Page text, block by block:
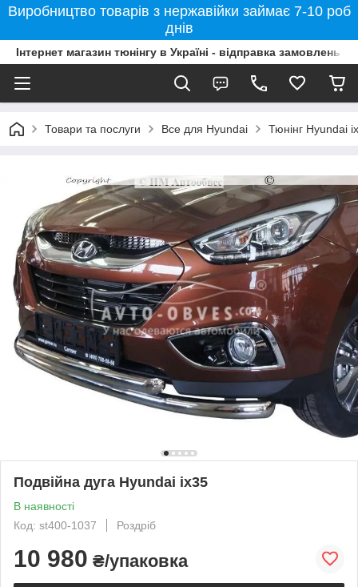
Виробництво товарів з нержавійки займає 7-10 роб
днів
Інтернет магазин тюнінгу в Україні - відправка замовлень
Товари та послуги Все для Hyundai Тюнінг Hyundai
Подвійна дуга Hyundai ix35
В наявності
Код: st400-1037
Роздріб
10 980 ₴/упаковка